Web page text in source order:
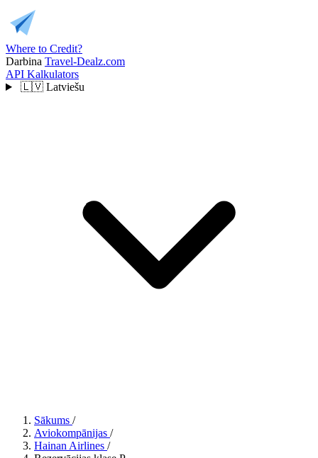
Where to Credit?
Darbina Travel-Dealz.com
API Kalkulators
🇱🇻 Latviešu
Sākums /
Aviokompānijas /
Hainan Airlines /